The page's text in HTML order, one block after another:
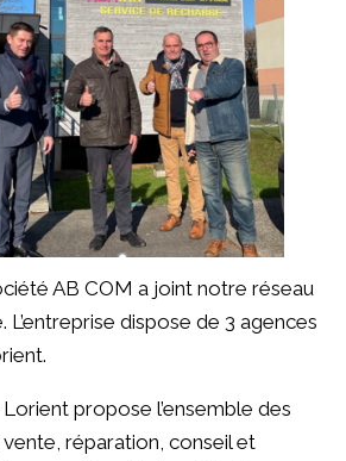
AB COM a joint notre réseau
L’entreprise dispose de 3 agences
propose l’ensemble des
réparation, conseil et